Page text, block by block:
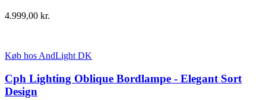
4.999,00 kr.
Køb hos AndLight DK
Cph Lighting Oblique Bordlampe - Elegant Sort
Design